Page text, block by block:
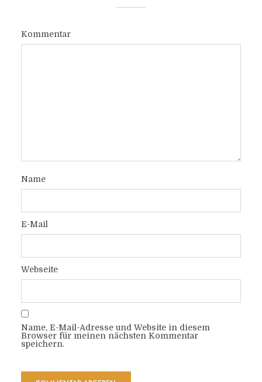
Kommentar
Name
E-Mail
Webseite
Name, E-Mail-Adresse und Website in diesem
Browser für meinen nächsten Kommentar
speichern.